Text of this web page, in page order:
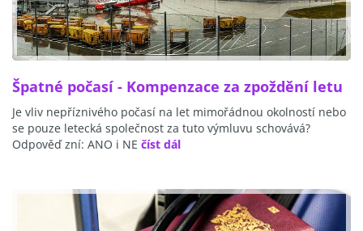
Špatné počasí - Kompenzace za zpoždění letu
Je vliv nepříznivého počasí na let mimořádnou okolností nebo
se pouze letecká společnost za tuto výmluvu schovává?
Odpověď zní: ANO i NE číst dál